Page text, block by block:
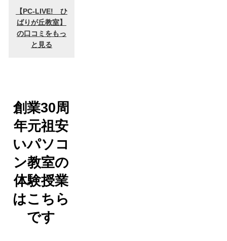
創業30周
年元祖安
いパソコ
ン教室の
体験授業
はこちら
です